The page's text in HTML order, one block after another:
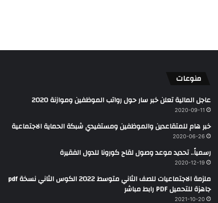
منوعات
عاجل المالية تعلن خبر سار حول رواتب الموظفين وموازنة 2020
2020-09-11
خبر هام للمتقاعدين والموظفين ومستفيدي شبكة الحماية الاجتماعية
2020-06-26
رسمياً.. تحديد موعد وصول لقاح كورونا للدول الفقيرة
2020-12-19
ملزمة الاجتماعيات للصف الثاني متوسط 2022 الكوس الثاني نسخة pdf
جاهزة للتحميل PDF رابط مباشر
2021-10-20